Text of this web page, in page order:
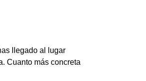
llegado al lugar
Cuanto más concreta